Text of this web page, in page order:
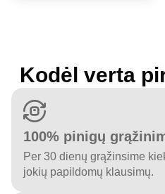
Kodėl verta
100% pinigų
Per 30 dienų grąžinsime
jokių papildomų klausimų.